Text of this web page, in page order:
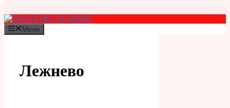
к
содержимому
Меню
Лежнево